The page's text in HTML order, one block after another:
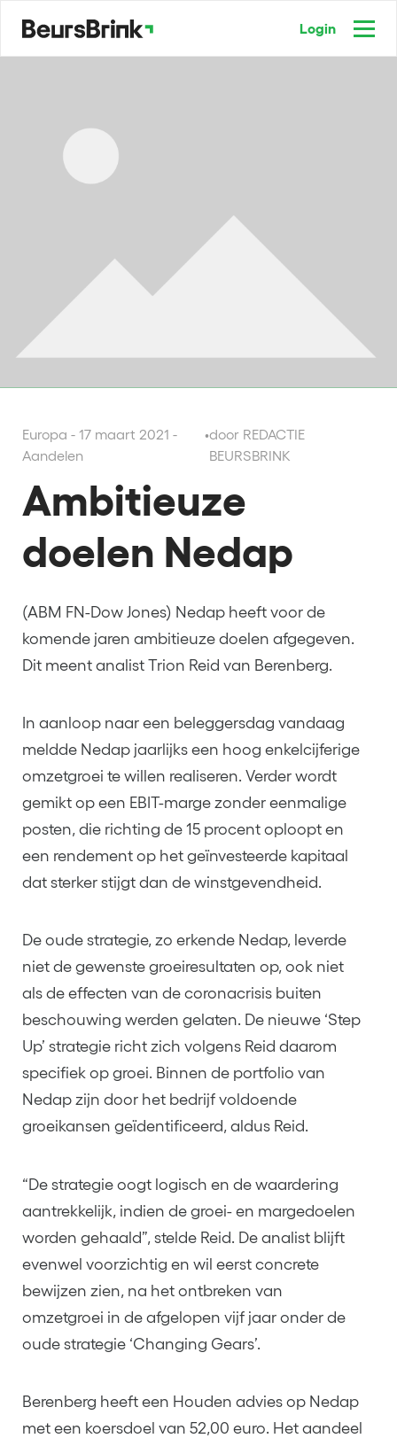
Login
Europa - 17 maart 2021 -
Aandelen
•door REDACTIE
BEURSBRINK
Ambitieuze
doelen Nedap
(ABM FN-Dow Jones) Nedap heeft voor de
komende jaren ambitieuze doelen afgegeven.
Dit meent analist Trion Reid van Berenberg.
In aanloop naar een beleggersdag vandaag
meldde Nedap jaarlijks een hoog enkelcijferige
omzetgroei te willen realiseren. Verder wordt
gemikt op een EBIT-marge zonder eenmalige
posten, die richting de 15 procent oploopt en
een rendement op het geïnvesteerde kapitaal
dat sterker stijgt dan de winstgevendheid.
De oude strategie, zo erkende Nedap, leverde
niet de gewenste groeiresultaten op, ook niet
als de effecten van de coronacrisis buiten
beschouwing werden gelaten. De nieuwe ‘Step
Up’ strategie richt zich volgens Reid daarom
specifiek op groei. Binnen de portfolio van
Nedap zijn door het bedrijf voldoende
groeikansen geïdentificeerd, aldus Reid.
“De strategie oogt logisch en de waardering
aantrekkelijk, indien de groei- en margedoelen
worden gehaald”, stelde Reid. De analist blijft
evenwel voorzichtig en wil eerst concrete
bewijzen zien, na het ontbreken van
omzetgroei in de afgelopen vijf jaar onder de
oude strategie ‘Changing Gears’.
Berenberg heeft een Houden advies op Nedap
met een koersdoel van 52,00 euro. Het aandeel